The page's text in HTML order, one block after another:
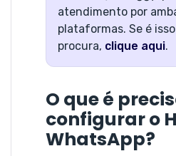
atendimento por
plataformas. Se é
procura, clique aqui.
O que é
configurar o
WhatsApp?